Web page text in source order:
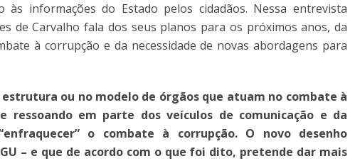
informações do Estado pelos cidadãos. Nessa entrevista
de Carvalho fala dos seus planos para os próximos anos, da
à corrupção e da necessidade de novas abordagens para
ou no modelo de órgãos que atuam no combate à
ressoando em parte dos veículos de comunicação e da
o combate à corrupção. O novo desenho
– e que de acordo com o que foi dito, pretende dar mais